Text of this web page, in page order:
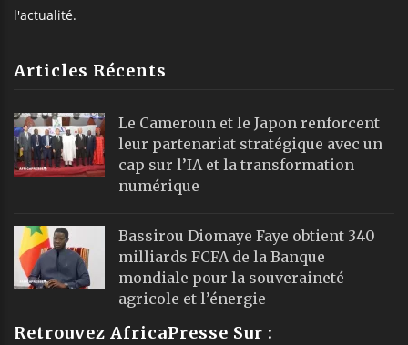
l'actualité.
Articles Récents
Le Cameroun et le Japon renforcent
leur partenariat stratégique avec un
cap sur l’IA et la transformation
numérique
Bassirou Diomaye Faye obtient 340
milliards FCFA de la Banque
mondiale pour la souveraineté
agricole et l’énergie
Retrouvez AfricaPresse Sur :